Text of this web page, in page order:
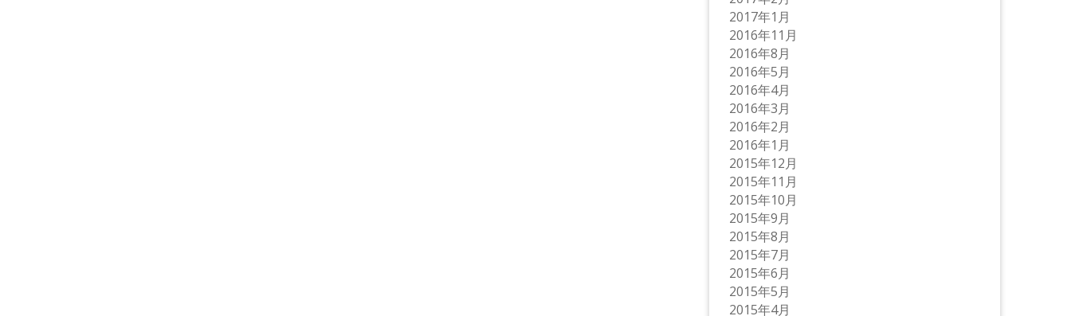
2017年1月
2016年11月
2016年8月
2016年5月
2016年4月
2016年3月
2016年2月
2016年1月
2015年12月
2015年11月
2015年10月
2015年9月
2015年8月
2015年7月
2015年6月
2015年5月
2015年4月